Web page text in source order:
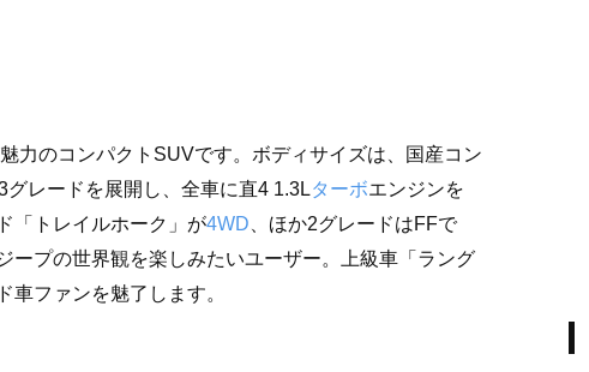
力のコンパクトSUVです。ボディサイズは、国産コン
レードを展開し、全車に直4 1.3Lターボエンジンを
「トレイルホーク」が4WD 、ほか2グレードはFFで
ープの世界観を楽しみたいユーザー。上級車「ラング
ファンを魅了します。